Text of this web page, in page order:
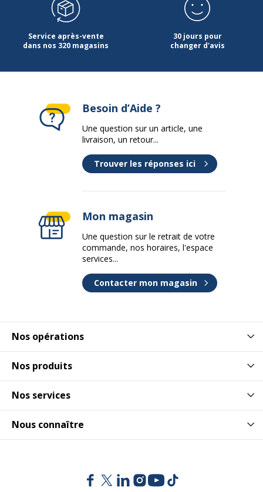
Service après-vente
dans nos 320 magasins
30 jours pour
changer d'avis
Nos opérations
Nos produits
Nos services
Nous connaître
Besoin d’Aide ?
Une question sur un article, une
livraison, un retour...
Trouver les réponses ici
Mon magasin
Une question sur le retrait de votre
commande, nos horaires, l'espace
services...
Contacter mon magasin